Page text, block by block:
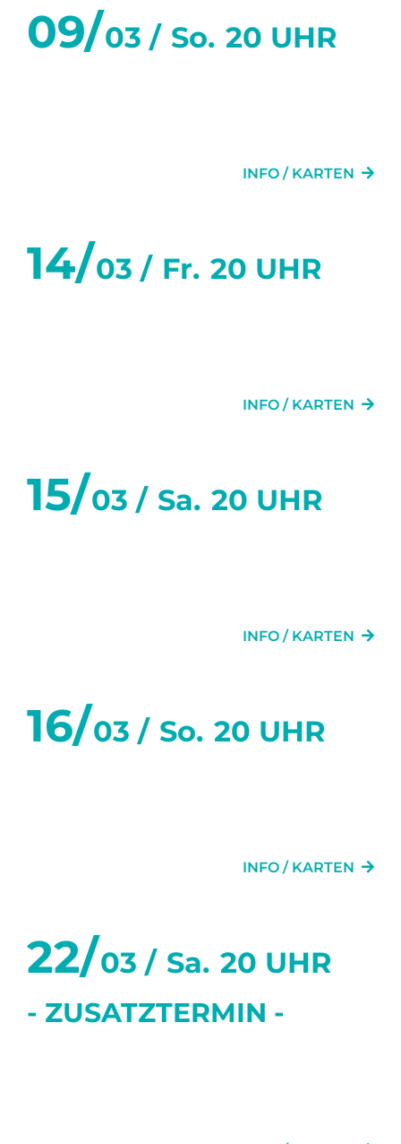
09/03 / So. 20 UHR
INFO / KARTEN
14/03 / Fr. 20 UHR
INFO / KARTEN
15/03 / Sa. 20 UHR
INFO / KARTEN
16/03 / So. 20 UHR
INFO / KARTEN
22/03 / Sa. 20 UHR
- ZUSATZTERMIN -